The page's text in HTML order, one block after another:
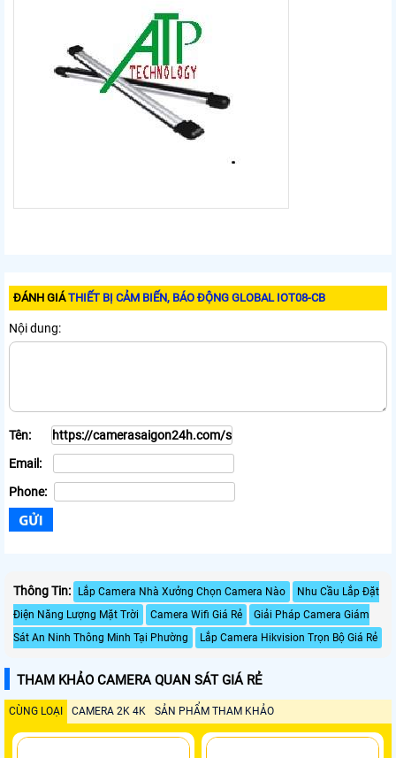
ĐÁNH GIÁTHIẾT BỊ CẢM BIẾN, BÁO ĐỘNG GLOBAL IOT08-CB
Nội dung:
Tên:
Email:
Phone:
Thông Tin: Lắp Camera Nhà Xưởng Chọn Camera Nào
Nhu Cầu Lắp Đặt
Điện Năng Lượng Mặt Trời
Camera Wifi Giá Rẻ
Giải Pháp Camera Giám
Sát An Ninh Thông Minh Tại Phường
Lắp Camera Hikvision Trọn Bộ Giá Rẻ
THAM KHẢO CAMERA QUAN SÁT GIÁ RẺ
CÙNG LOẠI CAMERA 2K 4K SẢN PHẨM THAM KHẢO